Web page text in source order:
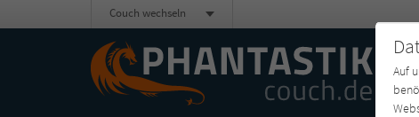
Couch wechseln
Auf